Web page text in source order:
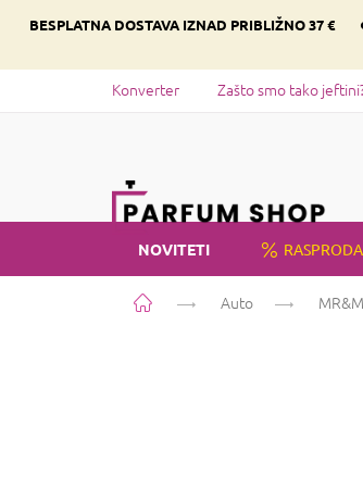
BESPLATNA DOSTAVA IZNAD PRIBLIŽNO 37 €
Konverter Zašto smo tako
NOVITETI
Početna Auto